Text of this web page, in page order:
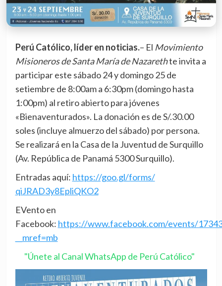
Perú Católico, líder en noticias.– El Movimiento
Misioneros de Santa María de Nazarethte invita a
participar este sábado 24 y domingo 25 de
setiembre de 8:00am a 6:30pm (domingo hasta
1:00pm) al retiro abierto para jóvenes
«Bienaventurados». La donación es de S/.30.00
soles (incluye almuerzo del sábado) por persona.
Se realizará en la Casa de la Juventud de Surquillo
(Av. República de Panamá 5300 Surquillo).
Entradas aquí: https://goo.gl/forms/
qiJRAD3y8EpliQKO2
EVento en
Facebook: https://www.facebook.com/events/
__mref=mb
"Únete al Canal WhatsApp de Perú Católico"